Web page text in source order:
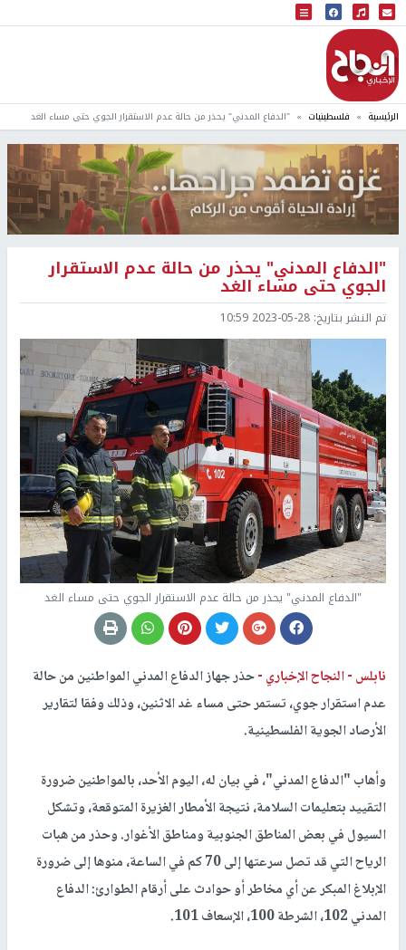
البث المباشر
إذاعة النجاح
الرئيسية فلسطينيات "الدفاع المدني" يحذر من حالة عدم الاستقرار الجوي حتى مساء الغد
"الدفاع المدني" يحذر من حالة عدم الاستقرار
الجوي حتى مساء الغد
تم النشر بتاريخ: 2023-05-28 10:59
"الدفاع المدني" يحذر من حالة عدم الاستقرار الجوي حتى مساء الغد
نابلس -النجاح الإخباري -حذر جهاز الدفاع المدني المواطنين من حالة
عدم استقرار جوي، تستمر حتى مساء غد الاثنين، وذلك وفقا لتقارير
الأرصاد الجوية الفلسطينية.
وأهاب "الدفاع المدني"، في بيان له، اليوم الأحد، بالمواطنين ضرورة
التقييد بتعليمات السلامة، نتيجة الأمطار الغزيرة المتوقعة، وتشكل
السيول في بعض المناطق الجنوبية ومناطق الأغوار. وحذر من هبات
الرياح التي قد تصل سرعتها إلى 70 كم في الساعة، منوها إلى ضرورة
الإبلاغ المبكر عن أي مخاطر أو حوادث على أرقام الطوارئ: الدفاع
المدني 102، الشرطة 100، الإسعاف 101.